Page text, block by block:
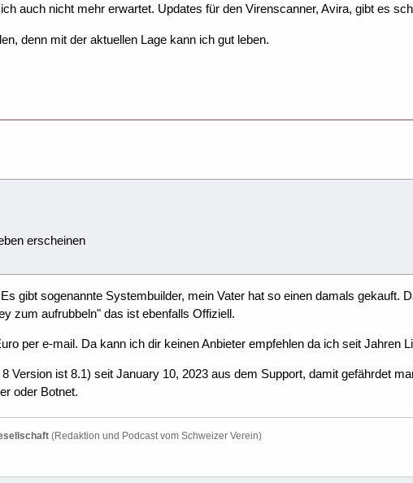
auch nicht mehr erwartet. Updates für den Virenscanner, Avira, gibt es
denn mit der aktuellen Lage kann ich gut leben.
erscheinen
gibt sogenannte Systembuilder, mein Vater hat so einen damals gekauft.
zum aufrubbeln" das ist ebenfalls Offiziell.
per e-mail. Da kann ich dir keinen Anbieter empfehlen da ich seit Jahren
Version ist 8.1) seit January 10, 2023 aus dem Support, damit gefährdet
oder Botnet.
(Redaktion und Podcast vom Schweizer Verein)